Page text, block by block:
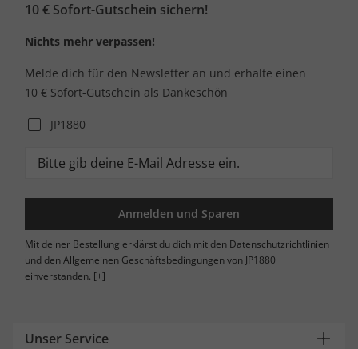
10 € Sofort-Gutschein sichern!
Nichts mehr verpassen!
Melde dich für den Newsletter an und erhalte einen
10 € Sofort-Gutschein als Dankeschön
JP1880
Anmelden und Sparen
Mit deiner Bestellung erklärst du dich mit den Datenschutzrichtlinien
und den Allgemeinen Geschäftsbedingungen von JP1880
einverstanden. [+]
Unser Service